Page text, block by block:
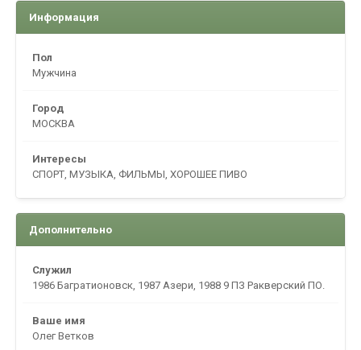
Информация
Пол
Мужчина
Город
МОСКВА
Интересы
СПОРТ, МУЗЫКА, ФИЛЬМЫ, ХОРОШЕЕ ПИВО
Дополнительно
Служил
1986 Багратионовск, 1987 Азери, 1988 9 ПЗ Ракверский ПО.
Ваше имя
Олег Ветков